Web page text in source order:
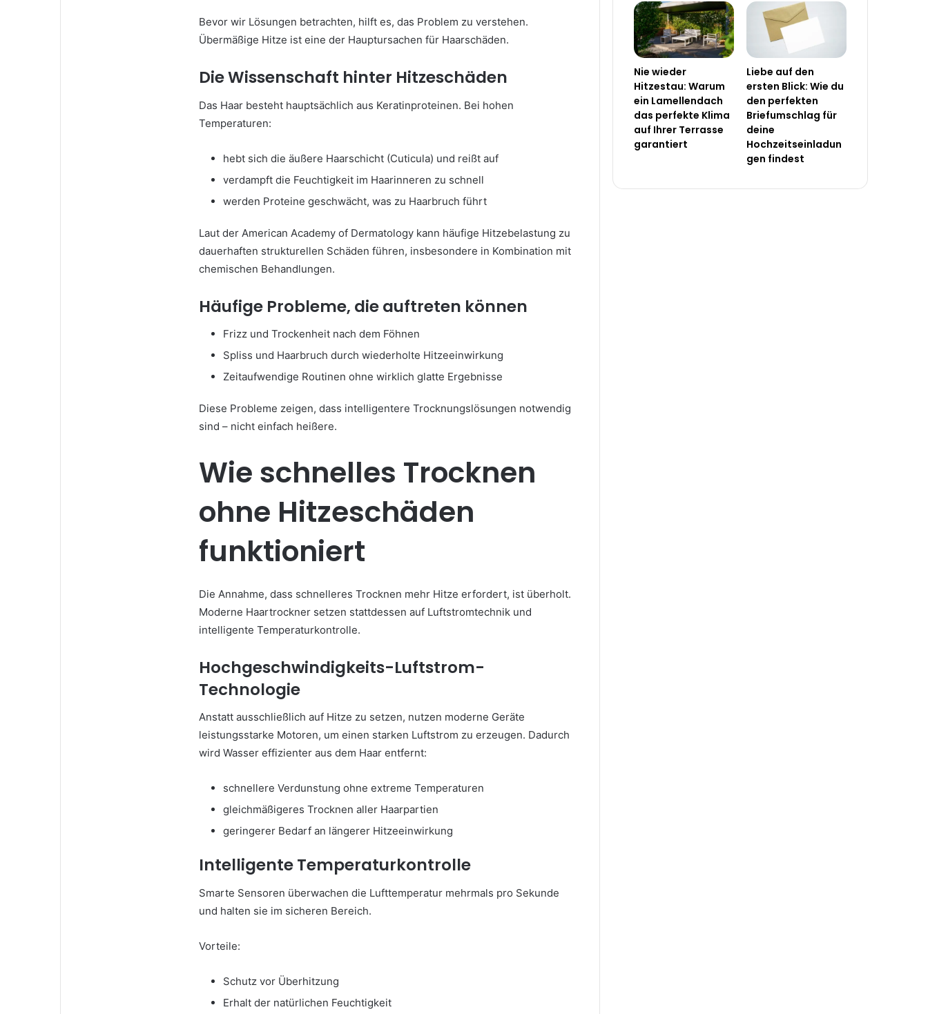
Bevor wir Lösungen betrachten, hilft es, das Problem zu verstehen.
Übermäßige Hitze ist eine der Hauptursachen für Haarschäden.
Die Wissenschaft hinter Hitzeschäden
Das Haar besteht hauptsächlich aus Keratinproteinen. Bei hohen
Temperaturen:
hebt sich die äußere Haarschicht (Cuticula) und reißt auf
verdampft die Feuchtigkeit im Haarinneren zu schnell
werden Proteine geschwächt, was zu Haarbruch führt
Laut der American Academy of Dermatology kann häufige Hitzebelastung zu
dauerhaften strukturellen Schäden führen, insbesondere in Kombination mit
chemischen Behandlungen.
Häufige Probleme, die auftreten können
Frizz und Trockenheit nach dem Föhnen
Spliss und Haarbruch durch wiederholte Hitzeeinwirkung
Zeitaufwendige Routinen ohne wirklich glatte Ergebnisse
Diese Probleme zeigen, dass intelligentere Trocknungslösungen notwendig
sind – nicht einfach heißere.
Wie schnelles Trocknen
ohne Hitzeschäden
funktioniert
Die Annahme, dass schnelleres Trocknen mehr Hitze erfordert, ist überholt.
Moderne Haartrockner setzen stattdessen auf Luftstromtechnik und
intelligente Temperaturkontrolle.
Hochgeschwindigkeits-Luftstrom-
Technologie
Anstatt ausschließlich auf Hitze zu setzen, nutzen moderne Geräte
leistungsstarke Motoren, um einen starken Luftstrom zu erzeugen. Dadurch
wird Wasser effizienter aus dem Haar entfernt:
schnellere Verdunstung ohne extreme Temperaturen
gleichmäßigeres Trocknen aller Haarpartien
geringerer Bedarf an längerer Hitzeeinwirkung
Intelligente Temperaturkontrolle
Smarte Sensoren überwachen die Lufttemperatur mehrmals pro Sekunde
und halten sie im sicheren Bereich.
Vorteile:
Schutz vor Überhitzung
Erhalt der natürlichen Feuchtigkeit
Nie wieder
Hitzestau: Warum
ein Lamellendach
das perfekte Klima
auf Ihrer Terrasse
garantiert
Liebe auf den
ersten Blick: Wie du
den perfekten
Briefumschlag für
deine
Hochzeitseinladun
gen findest